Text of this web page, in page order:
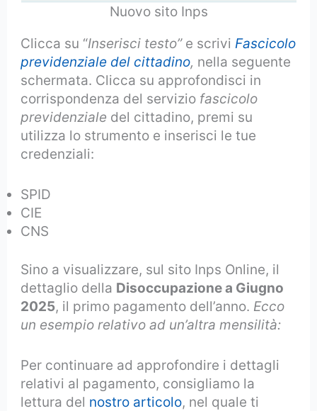
Nuovo sito Inps
Clicca su “Inserisci testo”e scriviFascicolo
previdenziale del cittadino, nella seguente
schermata. Clicca su approfondisci in
corrispondenza del servizio fascicolo
previdenziale del cittadino, premi su
utilizza lo strumento e inserisci le tue
credenziali:
SPID
CIE
CNS
Sino a visualizzare, sul sito Inps Online, il
dettaglio della Disoccupazione a Giugno
2025, il primo pagamento dell’anno. Ecco
un esempio relativo ad un’altra mensilità:
Per continuare ad approfondire i dettagli
relativi al pagamento, consigliamo la
lettura del nostro articolo, nel quale ti